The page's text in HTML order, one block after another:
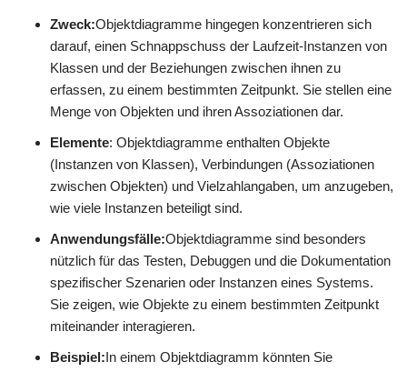
Zweck:Objektdiagramme hingegen konzentrieren sich
darauf, einen Schnappschuss der Laufzeit-Instanzen von
Klassen und der Beziehungen zwischen ihnen zu
erfassen, zu einem bestimmten Zeitpunkt. Sie stellen eine
Menge von Objekten und ihren Assoziationen dar.
Elemente: Objektdiagramme enthalten Objekte
(Instanzen von Klassen), Verbindungen (Assoziationen
zwischen Objekten) und Vielzahlangaben, um anzugeben,
wie viele Instanzen beteiligt sind.
Anwendungsfälle:Objektdiagramme sind besonders
nützlich für das Testen, Debuggen und die Dokumentation
spezifischer Szenarien oder Instanzen eines Systems.
Sie zeigen, wie Objekte zu einem bestimmten Zeitpunkt
miteinander interagieren.
Beispiel:In einem Objektdiagramm könnten Sie